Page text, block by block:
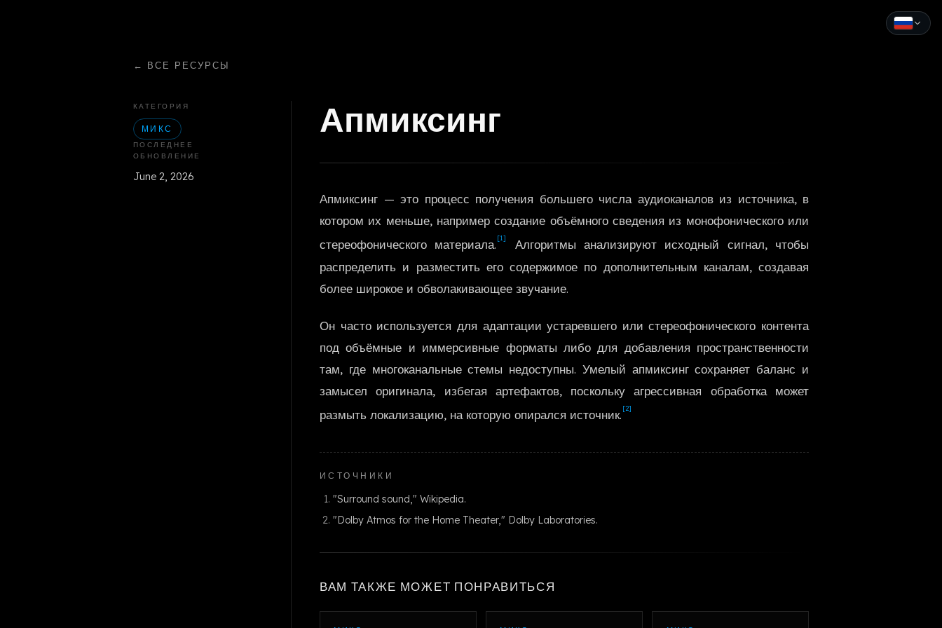
← ВСЕ РЕСУРСЫ
КАТЕГОРИЯ
МИКС
ПОСЛЕДНЕЕ
ОБНОВЛЕНИЕ
June 2, 2026
Апмиксинг
Апмиксинг — это процесс получения большего числа аудиоканалов из источника, в
котором их меньше, например создание объёмного сведения из монофонического или
стереофонического материала. [1]
Алгоритмы анализируют исходный сигнал, чтобы
распределить и разместить его содержимое по дополнительным каналам, создавая
более широкое и обволакивающее звучание.
Он часто используется для адаптации устаревшего или стереофонического контента
под объёмные и иммерсивные форматы либо для добавления пространственности
там, где многоканальные стемы недоступны. Умелый апмиксинг сохраняет баланс и
замысел оригинала, избегая артефактов, поскольку агрессивная обработка может
размыть локализацию, на которую опирался источник. [2]
ИСТОЧНИКИ
"Surround sound," Wikipedia.
"Dolby Atmos for the Home Theater," Dolby Laboratories.
ВАМ ТАКЖЕ МОЖЕТ ПОНРАВИТЬСЯ